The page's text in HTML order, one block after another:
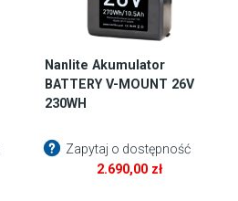
Nanlite Akumulator
BATTERY V-MOUNT 26V
230WH
Zapytaj o dostępność
2.690,00 zł